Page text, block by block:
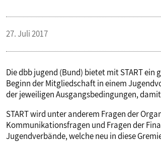
27. Juli 2017
Die dbb jugend (Bund) bietet mit START
Beginn der Mitgliedschaft in einem
der jeweiligen Ausgangsbedingungen,
START wird unter anderem Fragen der
Kommunikationsfragen und Fragen der
Jugendverbände, welche neu in diese